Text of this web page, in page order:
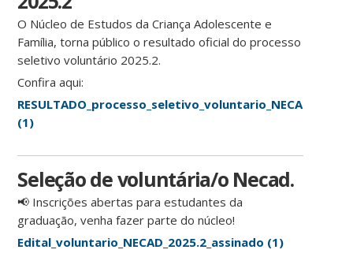
O Núcleo de Estudos da Criança Adolescente e
Família, torna público o resultado oficial do processo
seletivo voluntário 2025.2.
Confira aqui:
(1)
Seleção de voluntária/o Necad.
📢 Inscrições abertas para estudantes da
graduação, venha fazer parte do núcleo!
Edital_voluntario_NECAD_2025.2_assinado (1)